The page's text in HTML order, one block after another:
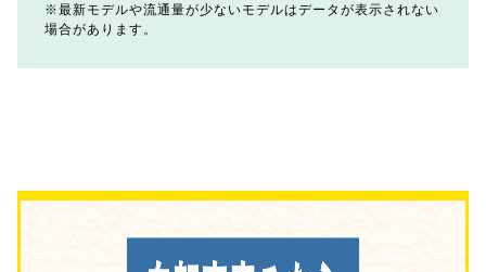
最新モデルや流通量が少ないモデルはデータが表示されない
場合があります。